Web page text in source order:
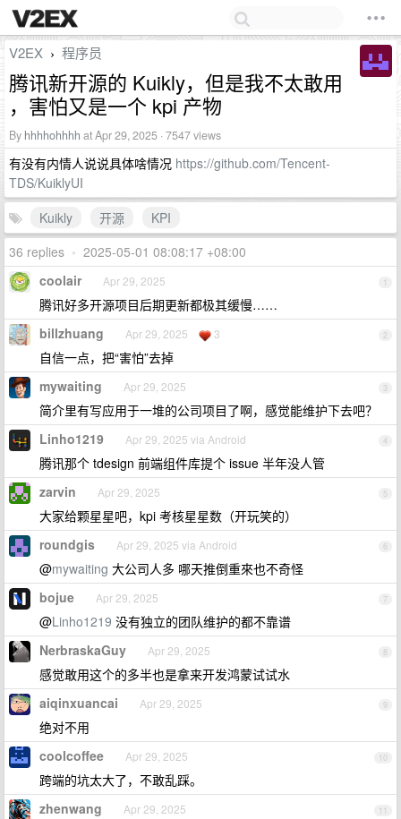
V2EX › 程序员
腾讯新开源的 Kuikly，但是我不太敢用
，害怕又是一个 kpi 产物
By hhhhohhhh at Apr 29, 2025 · 7547 views
有没有内情人说说具体啥情况 https://github.com/Tencent-
TDS/KuiklyUI
Kuikly
开源
KPI
36 replies • 2025-05-01 08:08:17 +08:00
1
coolair Apr 29, 2025
腾讯好多开源项目后期更新都极其缓慢……
2
billzhuang Apr 29, 2025 3
自信一点，把“害怕”去掉
3
mywaiting Apr 29, 2025
简介里有写应用于一堆的公司项目了啊，感觉能维护下去吧？
4
Linho1219 Apr 29, 2025 via Android
腾讯那个 tdesign 前端组件库提个 issue 半年没人管
5
zarvin Apr 29, 2025
大家给颗星星吧，kpi 考核星星数（开玩笑的）
6
roundgis Apr 29, 2025 via Android
@mywaiting 大公司人多 哪天推倒重來也不奇怪
7
bojue Apr 29, 2025
@Linho1219 没有独立的团队维护的都不靠谱
8
NerbraskaGuy Apr 29, 2025
感觉敢用这个的多半也是拿来开发鸿蒙试试水
9
aiqinxuancai Apr 29, 2025
绝对不用
10
coolcoffee Apr 29, 2025
跨端的坑太大了，不敢乱踩。
11
zhenwang Apr 29, 2025